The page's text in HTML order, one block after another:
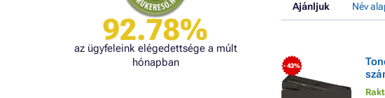
92.78%
az ügyfeleink elégedettsége a múlt
hónapban
Ajánljuk Név
- 43%